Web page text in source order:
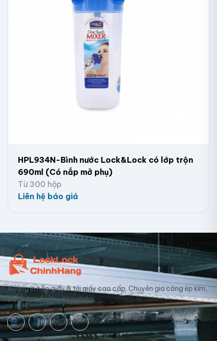
HPL934N-Bình nước Lock&Lock có lớp trộn
690ml (Có nắp mở phụ)
Từ 300 hộp
Liên hệ báo giá
Xưởng in hộp giấy & túi giấy cao cấp. Chuyên gia công ép kim,
UV, dập nổi chuyên nghiệp.